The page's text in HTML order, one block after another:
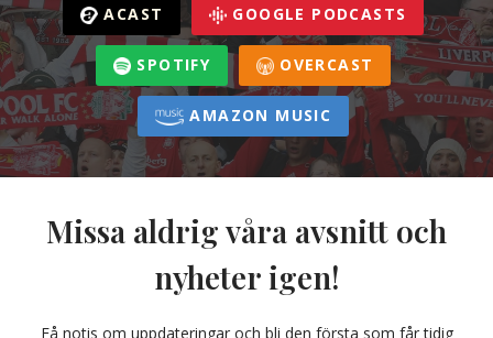
ACAST GOOGLE PODCASTS
SPOTIFY OVERCAST
AMAZON MUSIC
Missa aldrig våra avsnitt och
nyheter igen!
Få notis om uppdateringar och bli den första som får tidig